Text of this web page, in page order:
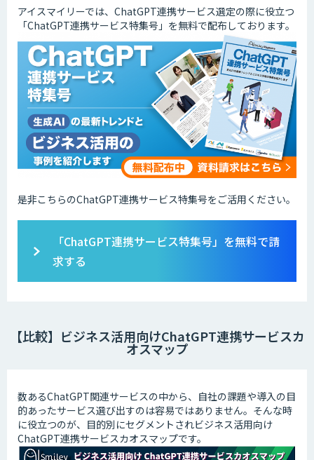
アイスマイリーでは、ChatGPT連携サービス選定の際に役立つ
「ChatGPT連携サービス特集号」を無料で配布しております。
是非こちらのChatGPT連携サービス特集号をご活用ください。
「ChatGPT連携サービス特集号」を無料で請
求する
【比較】ビジネス活用向けChatGPT連携サービスカ
オスマップ
数あるChatGPT関連サービスの中から、自社の課題や導入の目
的あったサービス選び出すのは容易ではありません。そんな時
に役立つのが、目的別にセグメントされビジネス活用向け
ChatGPT連携サービスカオスマップです。